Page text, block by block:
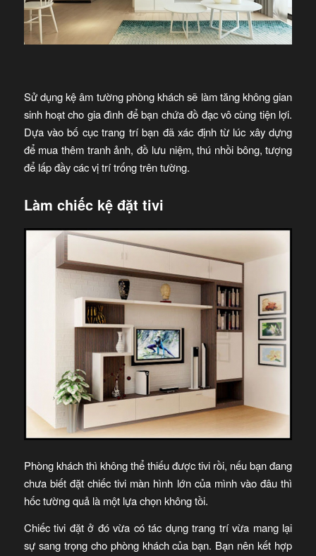
Sử dụng kệ âm tường phòng khách sẽ làm tăng không gian
sinh hoạt cho gia đình để bạn chứa đồ đạc vô cùng tiện lợi.
Dựa vào bố cục trang trí bạn đã xác định từ lúc xây dựng
để mua thêm tranh ảnh, đồ lưu niệm, thú nhồi bông, tượng
để lấp đầy các vị trí trống trên tường.
Làm chiếc kệ đặt tivi
Phòng khách thì không thể thiếu được tivi rồi, nếu bạn đang
chưa biết đặt chiếc tivi màn hình lớn của mình vào đâu thì
hốc tường quả là một lựa chọn không tồi.
Chiếc tivi đặt ở đó vừa có tác dụng trang trí vừa mang lại
sự sang trọng cho phòng khách của bạn. Bạn nên kết hợp